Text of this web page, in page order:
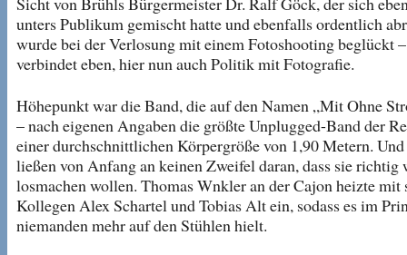
unters Publikum gemischt hatte und ebenfalls ordentlich
wurde bei der Verlosung mit einem Fotoshooting beglückt
verbindet eben, hier nun auch Politik mit Fotografie.
Höhepunkt war die Band, die auf den Namen „Mit Ohne
– nach eigenen Angaben die größte Unplugged-Band der
einer durchschnittlichen Körpergröße von 1,90 Metern.
ließen von Anfang an keinen Zweifel daran, dass sie richtig
losmachen wollen. Thomas Wnkler an der Cajon heizte mit
Kollegen Alex Schartel und Tobias Alt ein, sodass es im
niemanden mehr auf den Stühlen hielt.